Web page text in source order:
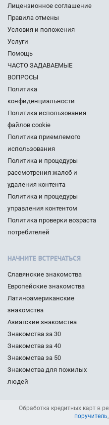
Лицензионное соглашение
Правила отмены
Условия и положения
Услуги
Помощь
ЧАСТО ЗАДАВАЕМЫЕ
ВОПРОСЫ
Политика
конфиденциальности
Политика использования
файлов cookie
Политика приемлемого
использования
Политика и процедуры
рассмотрения жалоб и
удаления контента
Политика и процедуры
управления контентом
Политика проверки возраста
потребителей
НАЧНИТЕ ВСТРЕЧАТЬСЯ
Славянские знакомства
Европейские знакомства
Латиноамериканские
знакомства
Азиатские знакомства
Знакомства за 30
Знакомства за 40
Знакомства за 50
Знакомства для пожилых
людей
Обработка кредитных карт в
поручитель,